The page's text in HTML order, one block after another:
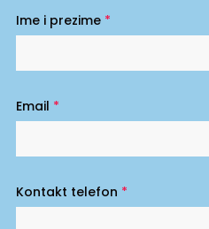
Ime i prezime *
Email *
Kontakt telefon *